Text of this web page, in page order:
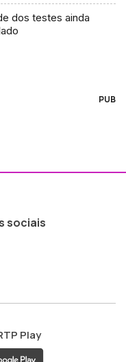
dos testes ainda
PUB
sociais
ao
Play